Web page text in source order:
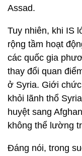
Assad.
Tuy nhiên, khi IS
rộng tầm hoạt
các quốc gia
thay đổi quan
ở Syria. Giới
khỏi lãnh thổ
huyệt sang
không thể lường
Đáng nói, trong